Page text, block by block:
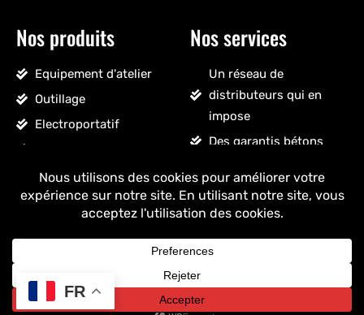
Nos produits
Equipement d'atelier
Outillage
Electroportatif
Accessoires véhicules
Nettoyage, droguerie
Voir tous les produits
Nos services
Un réseau de
distributeurs qui en
impose
Des garantis bétons
Un stock massif
Un ancrage français
+ de 25 ans
FR